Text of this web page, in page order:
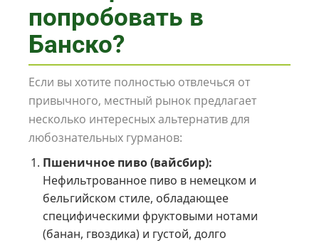
попробовать в
Банско?
Если вы хотите полностью отвлечься от
привычного, местный рынок предлагает
несколько интересных альтернатив для
любознательных гурманов:
Пшеничное пиво (вайсбир):
Нефильтрованное пиво в немецком и
бельгийском стиле, обладающее
специфическими фруктовыми нотами
(банан, гвоздика) и густой, долго